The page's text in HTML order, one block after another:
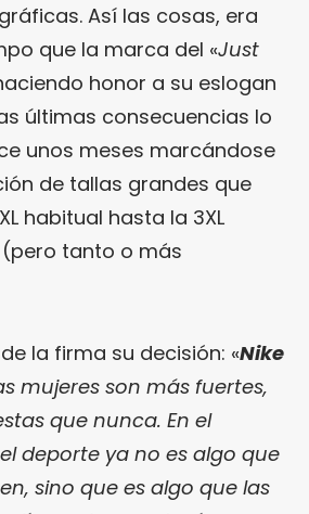
Así las cosas, era
que la marca del «Just
honor a su eslogan
últimas consecuencias lo
unos meses marcándose
de tallas grandes que
habitual hasta la 3XL
tanto o más
la firma su decisión: «Nike
mujeres son más fuertes,
que nunca. En el
deporte ya no es algo que
sino que es algo que las